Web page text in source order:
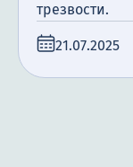
трезвости.
21.07.2025